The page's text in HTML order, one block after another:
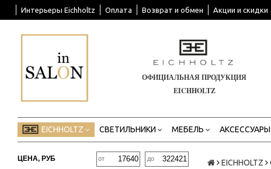
Интерьеры Eichholtz Оплата Возврат и обмен Акции и скидки
ОФИЦИАЛЬНАЯ ПРОДУКЦИЯ
EICHHOLTZ
EICHHOLTZ СВЕТИЛЬНИКИ МЕБЕЛЬ АКСЕССУАРЫ
ЦЕНА, РУБ от до EICHHOLTZ